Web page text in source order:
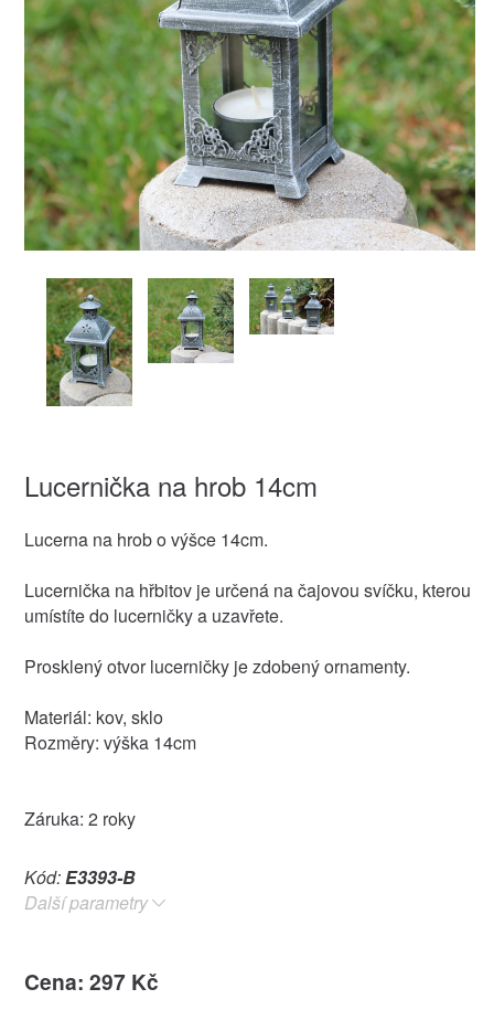
Lucernička na hrob 14cm
Lucerna na hrob o výšce 14cm.
Lucernička na hřbitov je určená na čajovou svíčku, kterou
umístíte do lucerničky a uzavřete.
Prosklený otvor lucerničky je zdobený ornamenty.
Materiál: kov, sklo
Rozměry: výška 14cm
Záruka: 2 roky
Kód:E3393-B
Další parametry
Cena: 297 Kč